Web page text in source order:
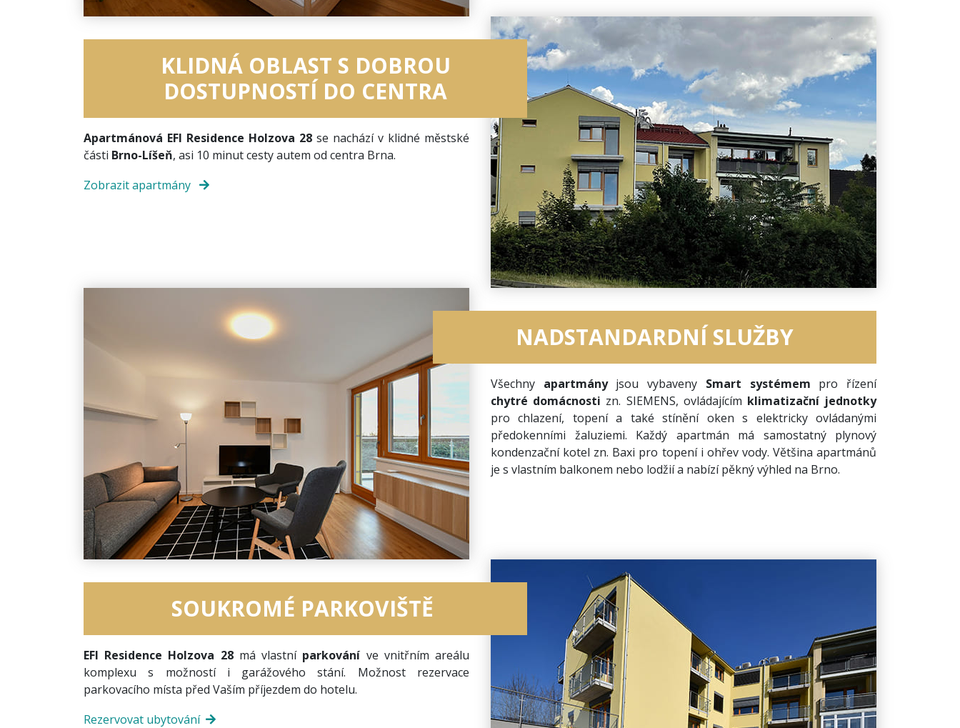
KLIDNÁ OBLAST S DOBROU
DOSTUPNOSTÍ DO CENTRA
Apartmánová EFI Residence Holzova 28 se nachází v klidné městské
části Brno-Líšeň, asi 10 minut cesty autem od centra Brna.
Zobrazit apartmány
NADSTANDARDNÍ SLUŽBY
Všechny apartmány jsou vybaveny Smart systémem pro řízení
chytré domácnosti zn. SIEMENS, ovládajícím klimatizační jednotky
pro chlazení, topení a také stínění oken s elektricky ovládanými
předokenními žaluziemi. Každý apartmán má samostatný plynový
kondenzační kotel zn. Baxi pro topení i ohřev vody. Většina apartmánů
je s vlastním balkonem nebo lodžií a nabízí pěkný výhled na Brno.
SOUKROMÉ PARKOVIŠTĚ
EFI Residence Holzova 28má vlastní parkování ve vnitřním areálu
komplexu s možností i garážového stání. Možnost rezervace
parkovacího místa před Vaším příjezdem do hotelu.
Rezervovat ubytování